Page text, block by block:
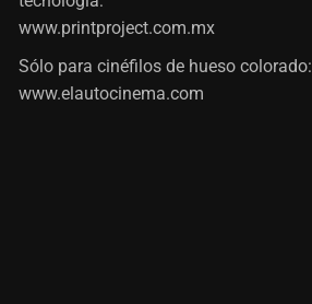
www.printproject.com.mx
Sólo para cinéfilos de hueso colorado:
www.elautocinema.com